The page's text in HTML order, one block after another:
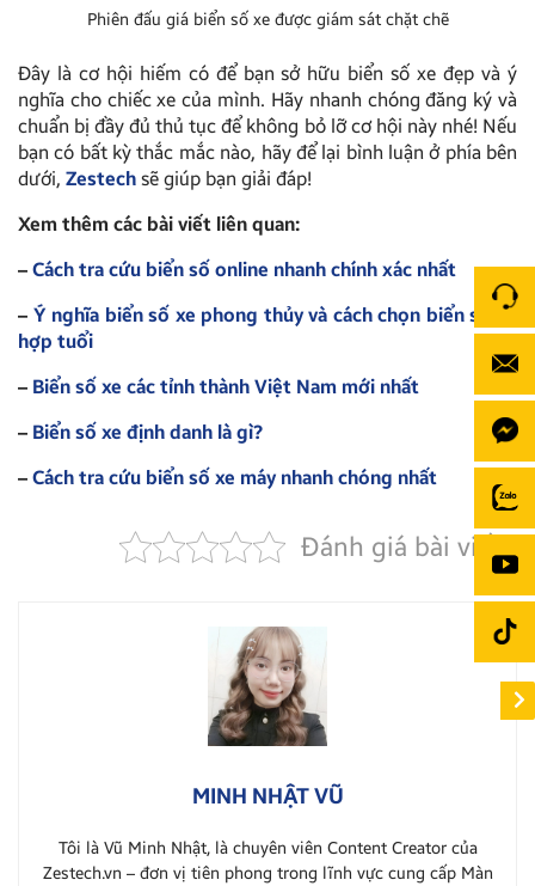
Phiên đấu giá biển số xe được giám sát chặt chẽ
Đây là cơ hội hiếm có để bạn sở hữu biển số xe đẹp và ý
nghĩa cho chiếc xe của mình. Hãy nhanh chóng đăng ký và
chuẩn bị đầy đủ thủ tục để không bỏ lỡ cơ hội này nhé! Nếu
bạn có bất kỳ thắc mắc nào, hãy để lại bình luận ở phía bên
dưới, Zestech sẽ giúp bạn giải đáp!
Xem thêm các bài viết liên quan:
– Cách tra cứu biển số online nhanh chính xác nhất
– Ý nghĩa biển số xe phong thủy và cách chọn biển số xe
hợp tuổi
– Biển số xe các tỉnh thành Việt Nam mới nhất
– Biển số xe định danh là gì?
– Cách tra cứu biển số xe máy nhanh chóng nhất
Đánh giá bài viết
MINH NHẬT VŨ
Tôi là Vũ Minh Nhật, là chuyên viên Content Creator của
Zestech.vn – đơn vị tiên phong trong lĩnh vực cung cấp Màn